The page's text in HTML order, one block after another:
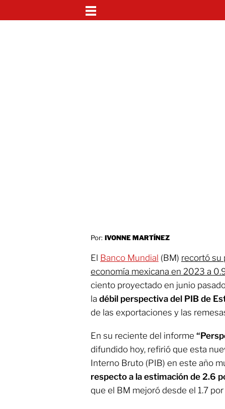
Por: IVONNE MARTÍNEZ
El Banco Mundial (BM) recortó su
economía mexicana en 2023 a
ciento proyectado en junio
la débil perspectiva del PIB de
de las exportaciones y las
En su reciente del informe
difundido hoy, refirió que esta
Interno Bruto (PIB) en este año
respecto a la estimación de 2.6
que el BM mejoró desde el 1.7